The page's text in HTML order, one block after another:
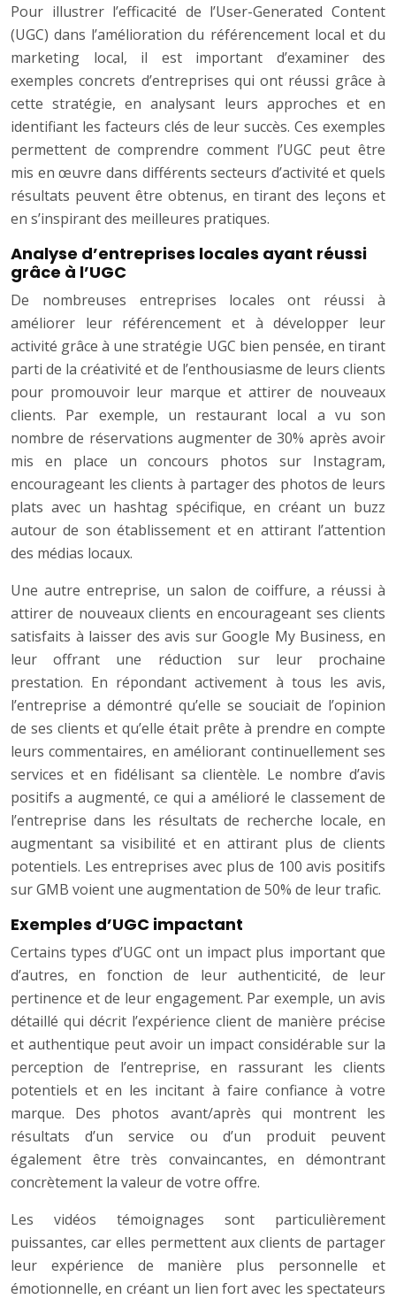
Pour illustrer l’efficacité de l’User-Generated Content
(UGC) dans l’amélioration du référencement local et du
marketing local, il est important d’examiner des
exemples concrets d’entreprises qui ont réussi grâce à
cette stratégie, en analysant leurs approches et en
identifiant les facteurs clés de leur succès. Ces exemples
permettent de comprendre comment l’UGC peut être
mis en œuvre dans différents secteurs d’activité et quels
résultats peuvent être obtenus, en tirant des leçons et
en s’inspirant des meilleures pratiques.
Analyse d’entreprises locales ayant réussi
grâce à l’UGC
De nombreuses entreprises locales ont réussi à
améliorer leur référencement et à développer leur
activité grâce à une stratégie UGC bien pensée, en tirant
parti de la créativité et de l’enthousiasme de leurs clients
pour promouvoir leur marque et attirer de nouveaux
clients. Par exemple, un restaurant local a vu son
nombre de réservations augmenter de 30% après avoir
mis en place un concours photos sur Instagram,
encourageant les clients à partager des photos de leurs
plats avec un hashtag spécifique, en créant un buzz
autour de son établissement et en attirant l’attention
des médias locaux.
Une autre entreprise, un salon de coiffure, a réussi à
attirer de nouveaux clients en encourageant ses clients
satisfaits à laisser des avis sur Google My Business, en
leur offrant une réduction sur leur prochaine
prestation. En répondant activement à tous les avis,
l’entreprise a démontré qu’elle se souciait de l’opinion
de ses clients et qu’elle était prête à prendre en compte
leurs commentaires, en améliorant continuellement ses
services et en fidélisant sa clientèle. Le nombre d’avis
positifs a augmenté, ce qui a amélioré le classement de
l’entreprise dans les résultats de recherche locale, en
augmentant sa visibilité et en attirant plus de clients
potentiels. Les entreprises avec plus de 100 avis positifs
sur GMB voient une augmentation de 50% de leur trafic.
Exemples d’UGC impactant
Certains types d’UGC ont un impact plus important que
d’autres, en fonction de leur authenticité, de leur
pertinence et de leur engagement. Par exemple, un avis
détaillé qui décrit l’expérience client de manière précise
et authentique peut avoir un impact considérable sur la
perception de l’entreprise, en rassurant les clients
potentiels et en les incitant à faire confiance à votre
marque. Des photos avant/après qui montrent les
résultats d’un service ou d’un produit peuvent
également être très convaincantes, en démontrant
concrètement la valeur de votre offre.
Les vidéos témoignages sont particulièrement
puissantes, car elles permettent aux clients de partager
leur expérience de manière plus personnelle et
émotionnelle, en créant un lien fort avec les spectateurs